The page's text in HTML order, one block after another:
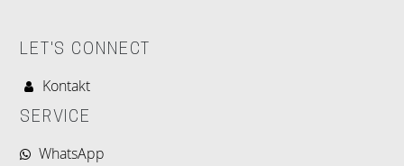
LET'S CONNECT
Kontakt
SERVICE
WhatsApp